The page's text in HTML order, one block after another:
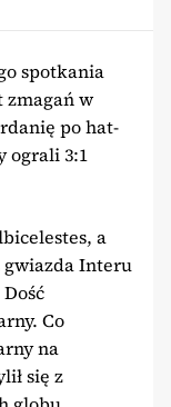
spotkania
w
po hat-
ograli 3:1
a
Interu
Co
na
się z